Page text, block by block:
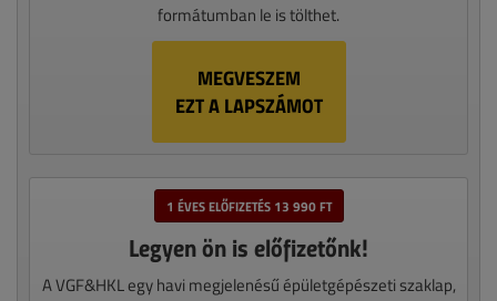
formátumban le is tölthet.
MEGVESZEM
EZT A LAPSZÁMOT
1 ÉVES ELŐFIZETÉS 13 990 FT
Legyen ön is előfizetőnk!
A VGF&HKL egy havi megjelenésű épületgépészeti szaklap,